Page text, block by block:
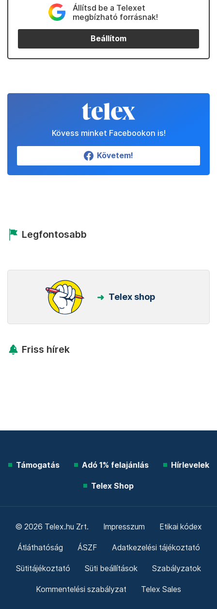
Állítsd be a Telexet
megbízható forrásnak!
Beállítom
Kövess minket Facebookon is!
Követem!
Legfontosabb
Telex shop
Friss hírek
Támogatás Adó 1% felajánlás Hírlevelek
Telex Shop
© 2026 Telex.hu Zrt. Impresszum Etikai kódex
Átláthatóság ÁSZF Adatkezelési tájékoztató
Sütitájékoztató Süti beállítások Szabályzatok
Kommentelési szabályzat Telex Sales